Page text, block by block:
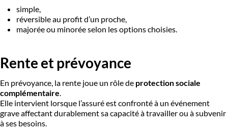
simple,
réversible au profit d’un proche,
majorée ou minorée selon les options choisies.
Rente et prévoyance
En prévoyance, la rente joue un rôle de protection sociale
complémentaire.
Elle intervient lorsque l’assuré est confronté à un événement
grave affectant durablement sa capacité à travailler ou à subvenir
à ses besoins.